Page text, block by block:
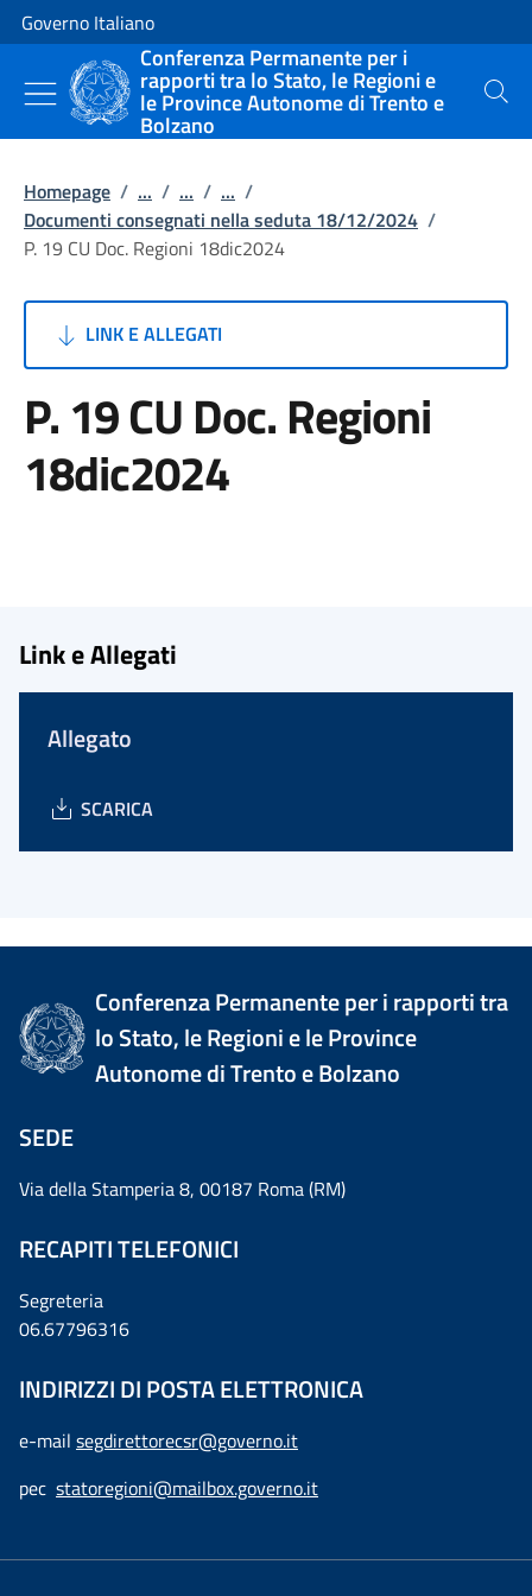
Vai al contenuto
Vai alla navigazione del sito
Governo Italiano
Conferenza Permanente per i
rapporti tra lo Stato, le Regioni e
le Province Autonome di Trento e
Bolzano
Cerca
Homepage / ... / ... / ... /
Documenti consegnati nella seduta 18/12/2024 /
P. 19 CU Doc. Regioni 18dic2024
LINK E ALLEGATI
P. 19 CU Doc. Regioni
18dic2024
Link e Allegati
Allegato
SCARICA
Conferenza Permanente per i rapporti tra
lo Stato, le Regioni e le Province
Autonome di Trento e Bolzano
SEDE
Via della Stamperia 8, 00187 Roma (RM)
RECAPITI TELEFONICI
Segreteria
06.67796316
INDIRIZZI DI POSTA ELETTRONICA
e-mail segdirettorecsr@governo.it
pec statoregioni@mailbox.governo.it